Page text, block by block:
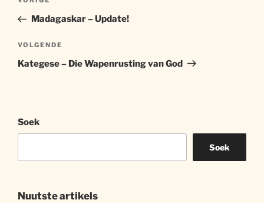
artikelMadagaskar – Update!
Volgende
artikel
VOLGENDE
Kategese – Die Wapenrusting van God
Soek
Soek
Nuutste artikels